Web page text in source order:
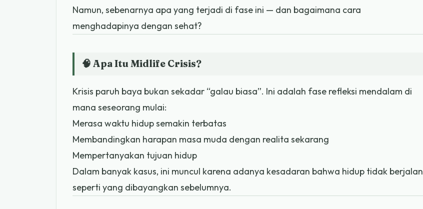
Namun, sebenarnya apa yang terjadi di fase ini — dan bagaimana cara
menghadapinya dengan sehat?
🧠 Apa Itu Midlife Crisis?
Krisis paruh baya bukan sekadar “galau biasa”. Ini adalah fase refleksi mendalam di
mana seseorang mulai:
Merasa waktu hidup semakin terbatas
Membandingkan harapan masa muda dengan realita sekarang
Mempertanyakan tujuan hidup
Dalam banyak kasus, ini muncul karena adanya kesadaran bahwa hidup tidak berjalan
seperti yang dibayangkan sebelumnya.